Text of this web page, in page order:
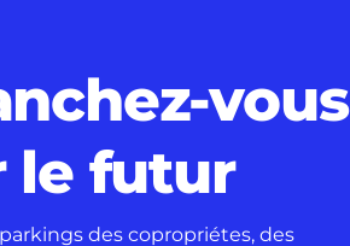
vous
le futur
des copropriétes, des